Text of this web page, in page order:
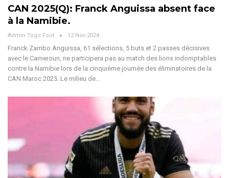
CAN 2025(Q): Franck Anguissa absent face
à la Namibie.
Admin Togo Foot 12 Nov 2024
Franck Zambo Anguissa, 61 sélections, 5 buts et 2 passes décisives
avec le Cameroun, ne participera pas au match des lions indomptables
contre la Namibie lors de la cinquième journée des éliminatoires de la
CAN Maroc 2025. Le milieu de…